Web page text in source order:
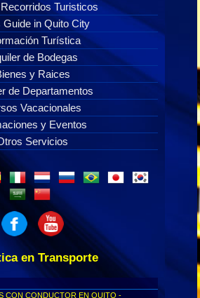
Turisticos
Guide in Quito City
Turística
de Bodegas
y Raices
de Departamentos
Vacacionales
y Eventos
Servicios
en Transporte
CON CONDUCTOR EN QUITO -